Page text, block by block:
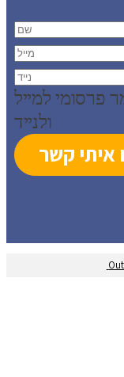
פרסומי למייל
ולנייד